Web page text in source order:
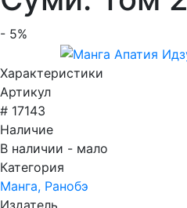
- 5%
Характеристики
Артикул
# 17143
Наличие
В наличии - мало
Категория
Манга, Ранобэ
Издатель